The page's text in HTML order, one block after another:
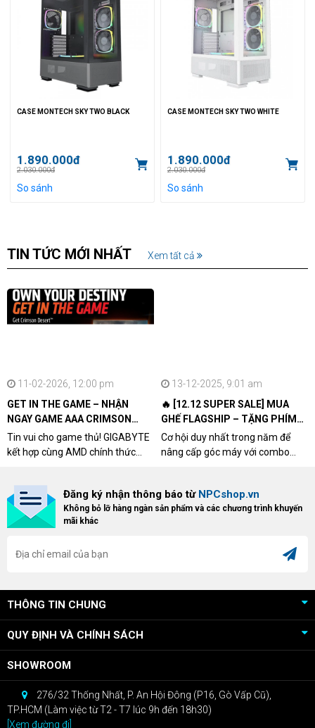
CASE MONTECH SKY TWO BLACK
1.890.000đ
2.030.000đ
So sánh
CASE MONTECH SKY TWO WHITE
1.890.000đ
2.030.000đ
So sánh
TIN TỨC MỚI NHẤT Xem tất cả
11-02-2026, 12:00 pm
GET IN THE GAME – NHẬN
NGAY GAME AAA CRIMSON
DESERT CÙNG GIGABYTE &
AMD
Tin vui cho game thủ! GIGABYTE
kết hợp cùng AMD chính thức
khách hàng sở hữu VGA Radeon
RX 9070 / RX 9070 XT.
13-12-2025, 9:01 am
🔥 [12.12 SUPER SALE] MUA
GHẾ FLAGSHIP – TẶNG PHÍM
CƠ XỊN
Cơ hội duy nhất trong năm để
nâng cấp góc máy với combo
dòng ghế Gaming cao cấp nhất,
bạn sẽ nhận ngay quà tặng trị giá
Đăng ký nhận thông báo từ NPCshop.vn
Không bỏ lỡ hàng ngàn sản phẩm và các chương trình khuyến
mãi khác
THÔNG TIN CHUNG
QUY ĐỊNH VÀ CHÍNH SÁCH
SHOWROOM
276/32 Thống Nhất, P. An Hội Đông (P16, Gò Vấp Cũ),
TP.HCM (Làm việc từ T2 - T7 lúc 9h đến 18h30)
[Xem đường đi]